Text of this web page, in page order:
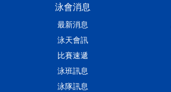
泳會消息
最新消息
泳天會訊
比賽速遞
泳班訊息
泳隊訊息